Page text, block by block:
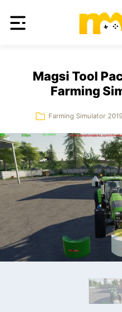
Magsi Tool
Farming
Farming Simulator